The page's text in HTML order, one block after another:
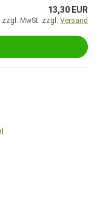
13,30 EUR
zzgl. MwSt. zzgl. Versand